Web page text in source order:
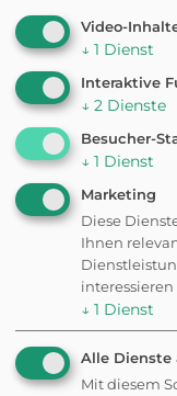
Ich bin
WuffsWorld zu
Daten werden an
Video-
↓ 1 Dienst
Interaktive
↓ 2 Dienste
Besucher-
↓ 1 Dienst
Marketing
Diese
Ihnen
↓ 1 Dienst
Alle Dienste
Mit diesem